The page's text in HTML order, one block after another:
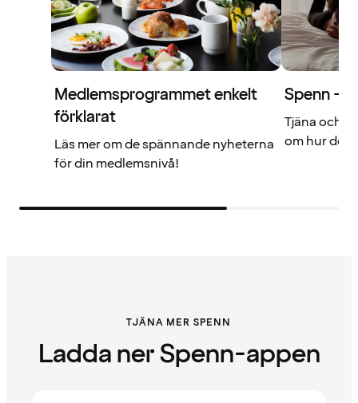
Medlemsprogrammet enkelt
förklarat
Läs mer om de spännande nyheterna
för din medlemsnivå!
Spenn –
Tjäna och
om hur det
TJÄNA MER SPENN
Ladda ner Spenn-appen